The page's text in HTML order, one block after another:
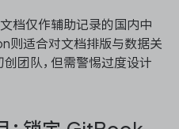
档仅作辅助记录的国内中
则适合对文档排版与数据关
团队，但需警惕过度设计